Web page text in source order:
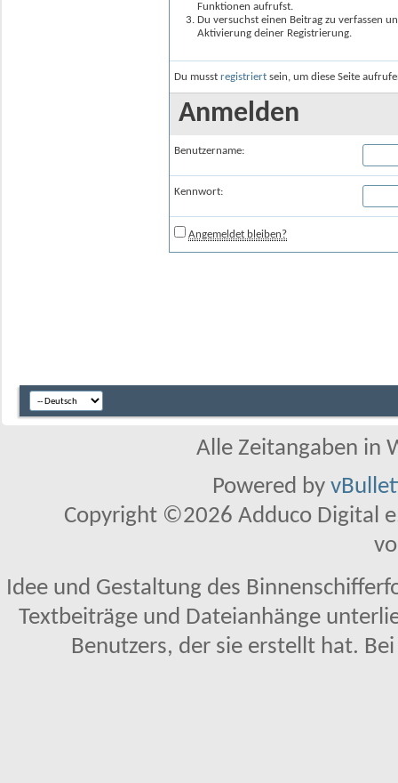
Funktionen aufrufst.
Du versuchst einen Beitrag zu verfassen
Aktivierung deiner Registrierung.
Du musst registriert sein, um diese Seite
Anmelden
Benutzername:
Kennwort:
Angemeldet bleiben?
Alle Zeitangaben in
Powered by
Copyright ©2026 Adduco Digital
Idee und Gestaltung des
Textbeiträge und Dateianhänge
Benutzers, der sie erstellt hat.